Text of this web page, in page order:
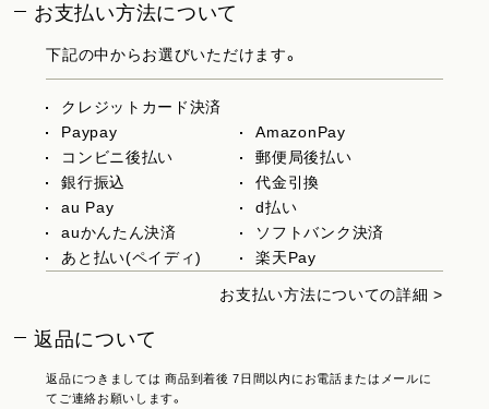
お支払い方法について
下記の中からお選びいただけます。
クレジットカード決済
Paypay
AmazonPay
コンビニ後払い
郵便局後払い
銀行振込
代金引換
au Pay
d払い
auかんたん決済
ソフトバンク決済
あと払い(ペイディ)
楽天Pay
お支払い方法についての詳細 >
返品について
返品につきましては 商品到着後 7日間以内にお電話またはメールに
てご連絡お願いします。